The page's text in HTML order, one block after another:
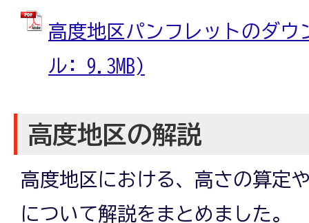
高度地区パンフレットのダウ
ル: 9.3MB)
高度地区の解説
高度地区における、高さの算定
について解説をまとめました。